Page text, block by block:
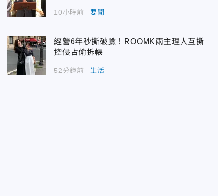
10小時前 要聞
經營6年秒撕破臉！ROOMK兩主理人互撕
控侵占偷拆帳
52分鐘前 生活